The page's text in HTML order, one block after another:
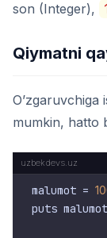
son (Integer),
Qiymatni
O’zgaruvchiga
mumkin, hatto
malumot =
puts malumot